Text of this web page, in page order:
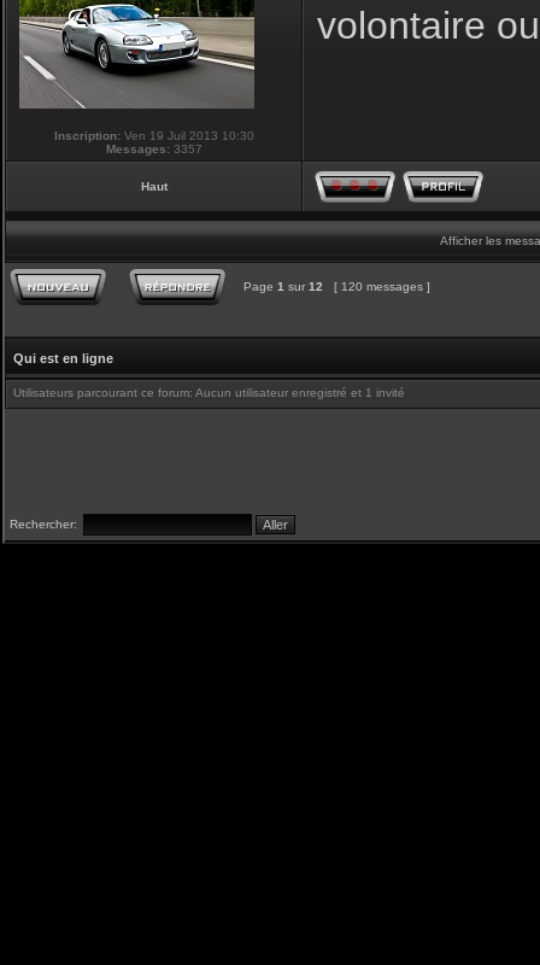
Inscription: Ven 19 Juil 2013 10:30
Messages: 3357
volontaire
Haut
Afficher les
Page 1 sur 12 [ 120 messages ]
Qui est en ligne
Utilisateurs parcourant ce forum: Aucun utilisateur enregistré et 1 invité
Rechercher: